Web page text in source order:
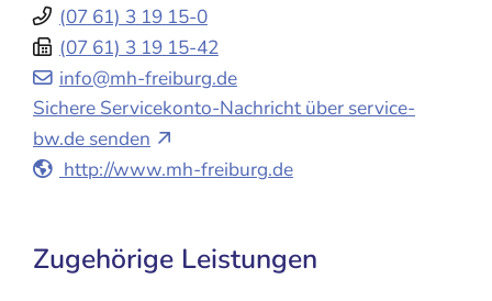
(07 61) 3 19 15-0
(07 61) 3 19 15-42
info@mh-freiburg.de
Sichere Servicekonto-Nachricht über service-
bw.de senden
http://www.mh-freiburg.de
Zugehörige Leistungen